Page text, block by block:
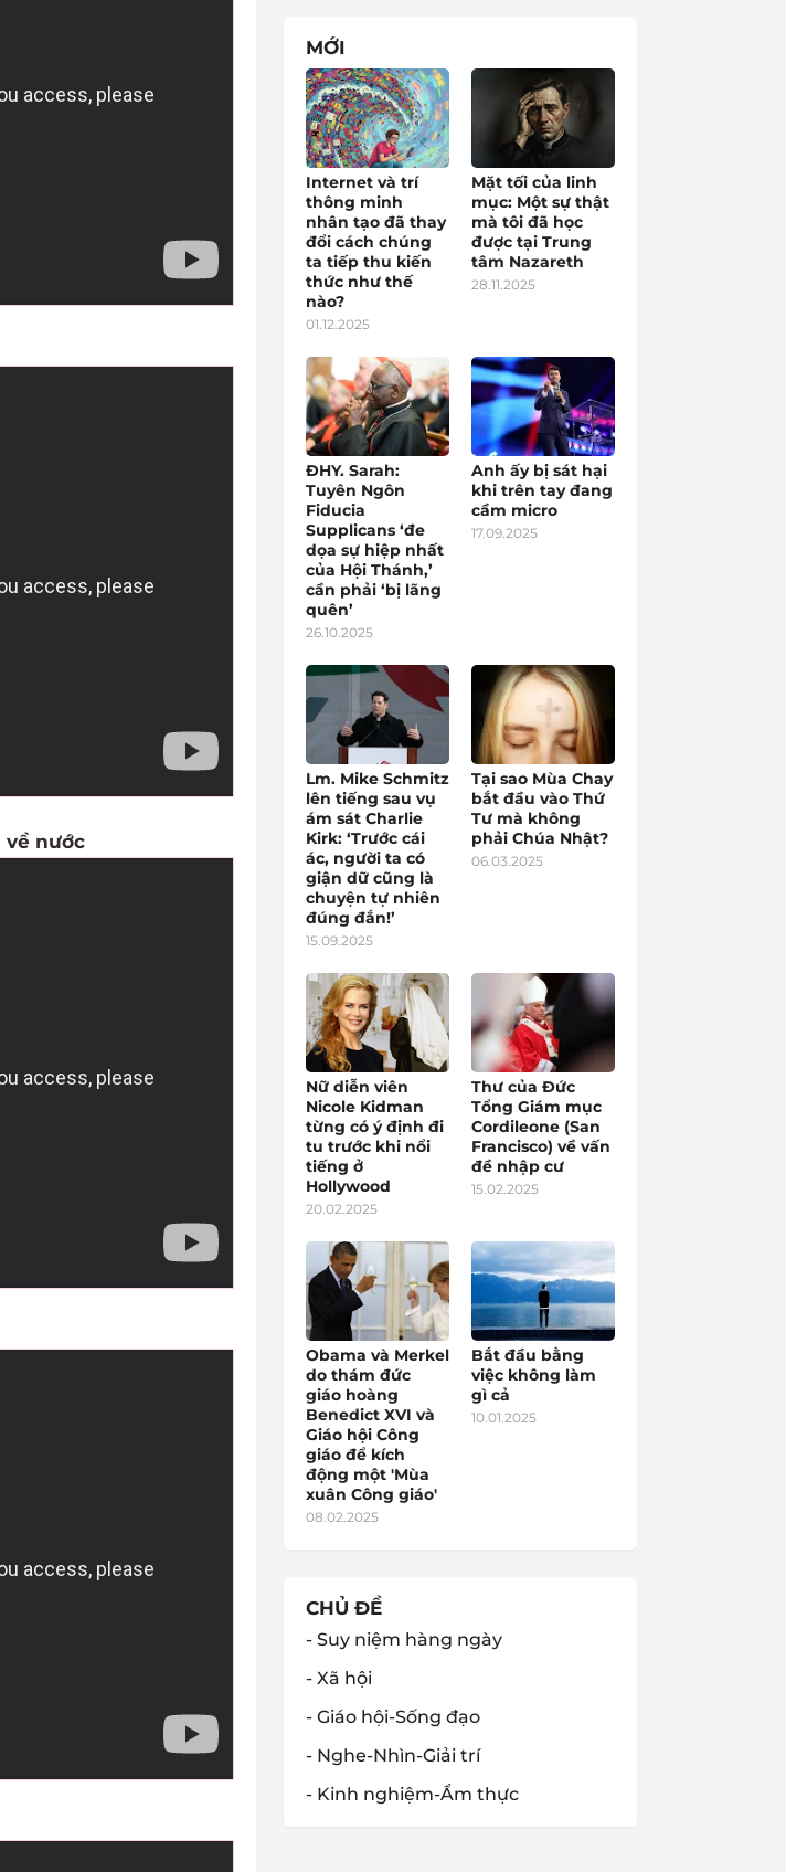
về nước
MỚI
Internet và trí
thông minh
nhân tạo đã thay
đổi cách chúng
ta tiếp thu kiến
thức như thế
nào?
01.12.2025
Mặt tối của linh
mục: Một sự thật
mà tôi đã học
được tại Trung
tâm Nazareth
28.11.2025
ĐHY. Sarah:
Tuyên Ngôn
Fiducia
Supplicans ‘đe
dọa sự hiệp nhất
của Hội Thánh,’
cần phải ‘bị lãng
quên’
26.10.2025
Anh ấy bị sát hại
khi trên tay đang
cầm micro
17.09.2025
Lm. Mike Schmitz
lên tiếng sau vụ
ám sát Charlie
Kirk: ‘Trước cái
ác, người ta có
giận dữ cũng là
chuyện tự nhiên
đúng đắn!’
15.09.2025
Tại sao Mùa Chay
bắt đầu vào Thứ
Tư mà không
phải Chúa Nhật?
06.03.2025
Nữ diễn viên
Nicole Kidman
từng có ý định đi
tu trước khi nổi
tiếng ở
Hollywood
20.02.2025
Thư của Đức
Tổng Giám mục
Cordileone (San
Francisco) về vấn
đề nhập cư
15.02.2025
Obama và Merkel
do thám đức
giáo hoàng
Benedict XVI và
Giáo hội Công
giáo để kích
động một 'Mùa
xuân Công giáo'
08.02.2025
Bắt đầu bằng
việc không làm
gì cả
10.01.2025
CHỦ ĐỀ
- Suy niệm hàng ngày
- Xã hội
- Giáo hội-Sống đạo
- Nghe-Nhìn-Giải trí
- Kinh nghiệm-Ẩm thực